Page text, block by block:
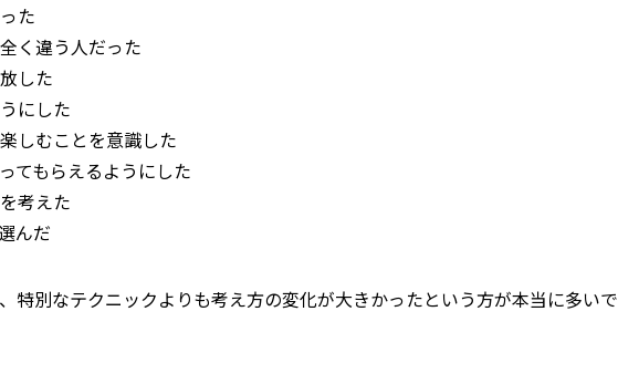
た
く違う人だった
した
にした
しむことを意識した
てもらえるようにした
考えた
んだ
特別なテクニックよりも考え方の変化が大きかったという方が本当に多いで